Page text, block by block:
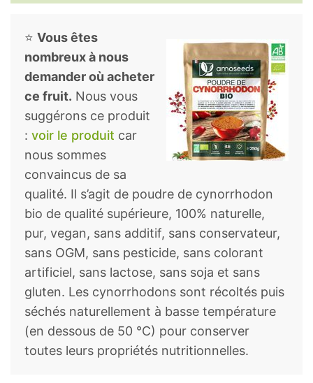
⭐ Vous êtes
nombreux à nous
demander où acheter
ce fruit. Nous vous
suggérons ce produit
: voir le produit car
nous sommes
convaincus de sa
qualité. Il s’agit de poudre de cynorrhodon
bio de qualité supérieure, 100% naturelle,
pur, vegan, sans additif, sans conservateur,
sans OGM, sans pesticide, sans colorant
artificiel, sans lactose, sans soja et sans
gluten. Les cynorrhodons sont récoltés puis
séchés naturellement à basse température
(en dessous de 50 °C) pour conserver
toutes leurs propriétés nutritionnelles.